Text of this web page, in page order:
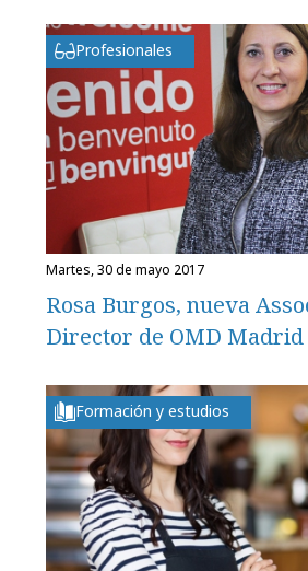
Profesionales
martes, 30 de mayo 2017
Rosa Burgos, nueva
Director de OMD Madrid
Formación y estudios